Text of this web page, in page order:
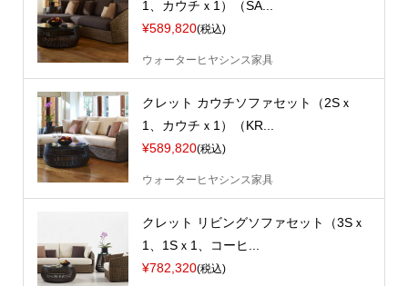
1、カウチｘ1）（SA...
¥589,820(税込)
ウォーターヒヤシンス家具
クレット カウチソファセット（2Sｘ
1、カウチｘ1）（KR...
¥589,820(税込)
ウォーターヒヤシンス家具
クレット リビングソファセット（3Sｘ
1、1Sｘ1、コーヒ...
¥782,320(税込)